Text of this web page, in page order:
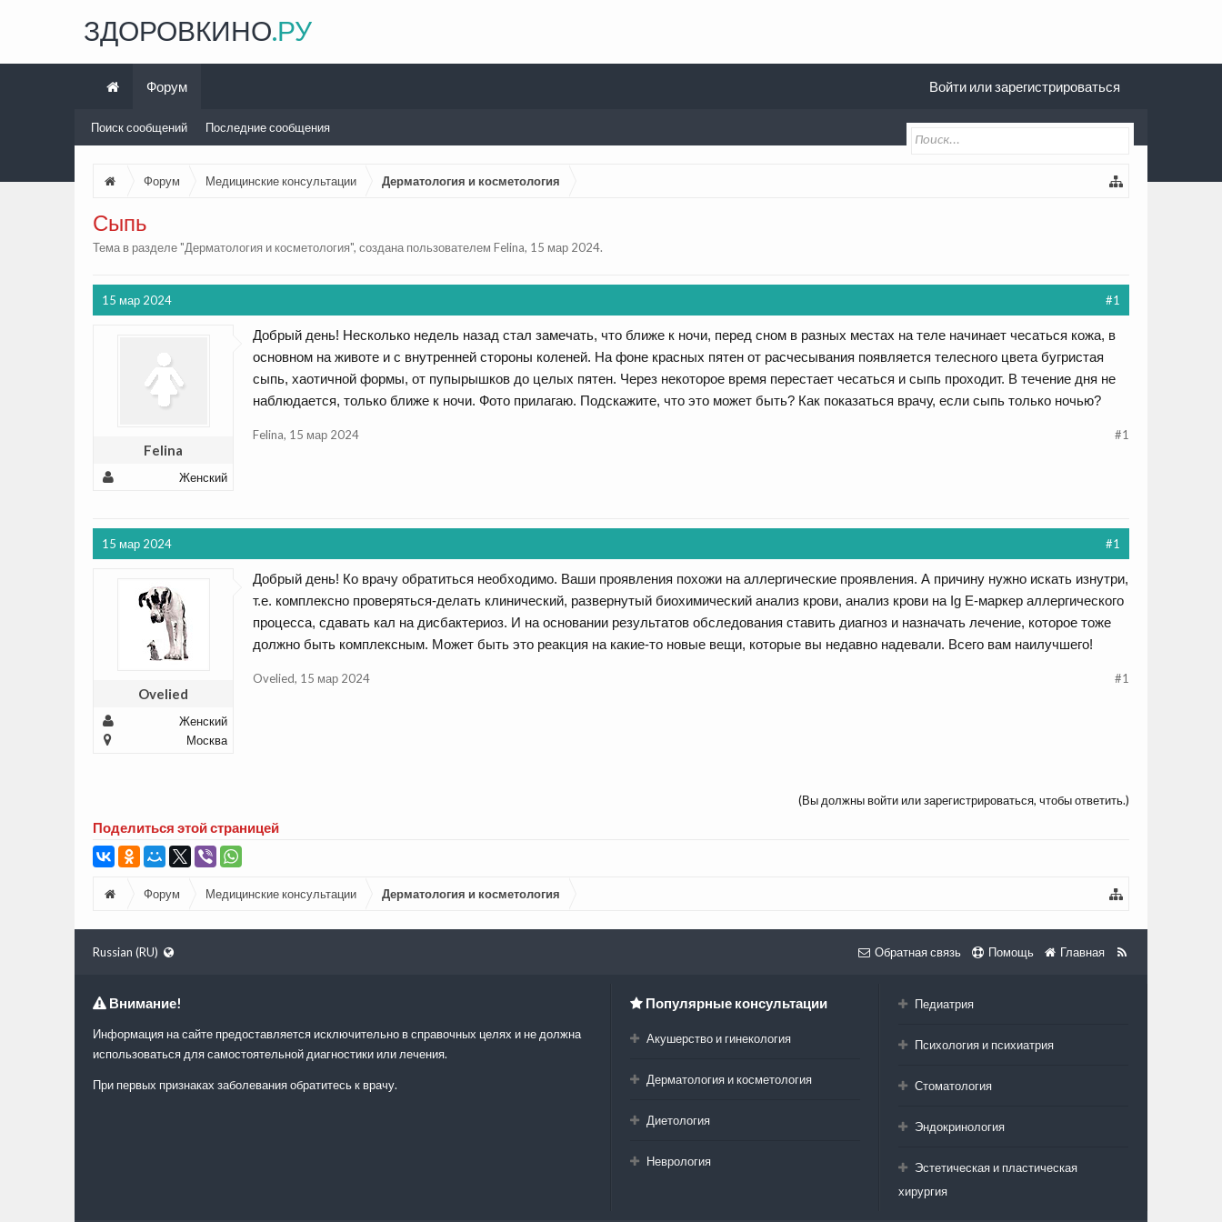
Форум Медицинские консультации Дерматология и косметология
Сыпь
Тема в разделе "Дерматология и косметология", создана пользователем Felina, 15 мар 2024.
15 мар 2024 #1
Felina
Женский
Добрый день! Несколько недель назад стал замечать, что ближе к ночи, перед сном в разных местах на теле начинает чесаться кожа, в
основном на животе и с внутренней стороны коленей. На фоне красных пятен от расчесывания появляется телесного цвета бугристая
сыпь, хаотичной формы, от пупырышков до целых пятен. Через некоторое время перестает чесаться и сыпь проходит. В течение дня не
наблюдается, только ближе к ночи. Фото прилагаю. Подскажите, что это может быть? Как показаться врачу, если сыпь только ночью?
Felina, 15 мар 2024 #1
15 мар 2024 #1
Ovelied
Женский
Москва
Добрый день! Ко врачу обратиться необходимо. Ваши проявления похожи на аллергические проявления. А причину нужно искать изнутри,
т.е. комплексно проверяться-делать клинический, развернутый биохимический анализ крови, анализ крови на Ig E-маркер аллергического
процесса, сдавать кал на дисбактериоз. И на основании результатов обследования ставить диагноз и назначать лечение, которое тоже
должно быть комплексным. Может быть это реакция на какие-то новые вещи, которые вы недавно надевали. Всего вам наилучшего!
Ovelied, 15 мар 2024 #1
(Вы должны войти или зарегистрироваться, чтобы ответить.)
Поделиться этой страницей
Форум Медицинские консультации Дерматология и косметология
ЗДОРОВКИНО.РУ
Форум
Поиск сообщений Последние сообщения
Войти или зарегистрироваться
Russian (RU) Обратная связь Помощь Главная
Внимание!
Информация на сайте предоставляется исключительно в справочных целях и не должна
использоваться для самостоятельной диагностики или лечения.
При первых признаках заболевания обратитесь к врачу.
Популярные консультации
Акушерство и гинекология
Дерматология и косметология
Диетология
Неврология
Педиатрия
Психология и психиатрия
Стоматология
Эндокринология
Эстетическая и пластическая
хирургия